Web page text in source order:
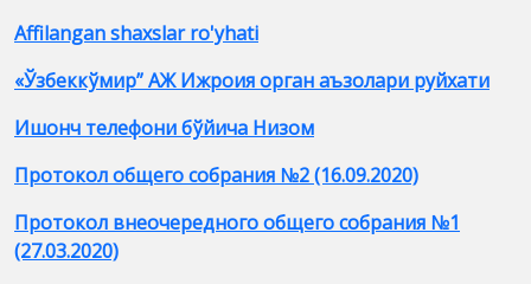
Affilangan shaxslar ro'yhati
«Ўзбеккўмир” АЖ Ижроия орган аъзолари руйхати
Ишонч телефони бўйича Низом
Протокол общего собрания №2 (16.09.2020)
Протокол внеочередного общего собрания №1
(27.03.2020)